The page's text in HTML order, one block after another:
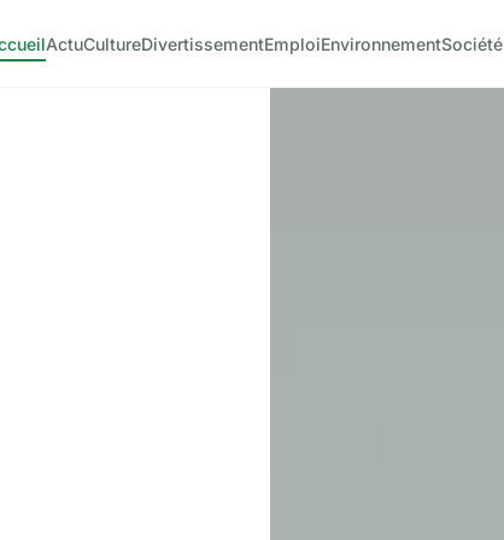
ActuCultureDivertissementEmploiEnvironnementSociété